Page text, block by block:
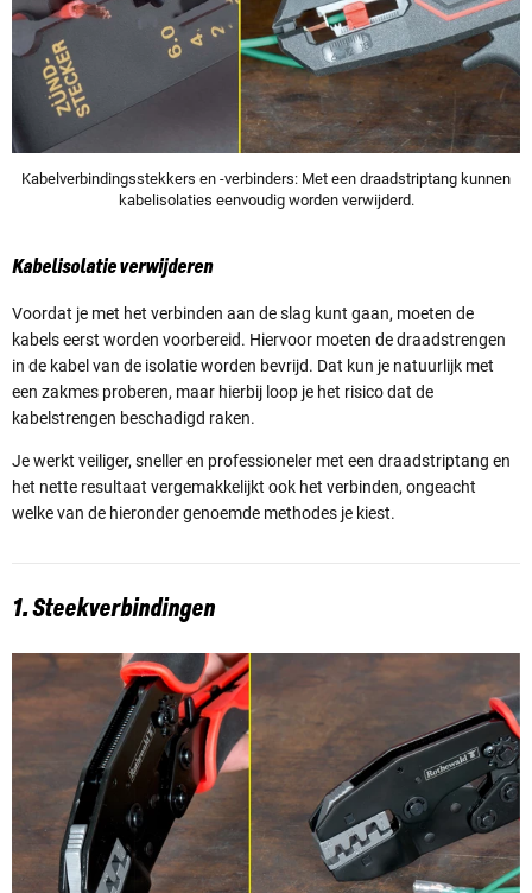
Kabelverbindingsstekkers en -verbinders: Met een draadstriptang kunnen
kabelisolaties eenvoudig worden verwijderd.
Kabelisolatie verwijderen
Voordat je met het verbinden aan de slag kunt gaan, moeten de
kabels eerst worden voorbereid. Hiervoor moeten de draadstrengen
in de kabel van de isolatie worden bevrijd. Dat kun je natuurlijk met
een zakmes proberen, maar hierbij loop je het risico dat de
kabelstrengen beschadigd raken.
Je werkt veiliger, sneller en professioneler met een draadstriptang en
het nette resultaat vergemakkelijkt ook het verbinden, ongeacht
welke van de hieronder genoemde methodes je kiest.
1. Steekverbindingen